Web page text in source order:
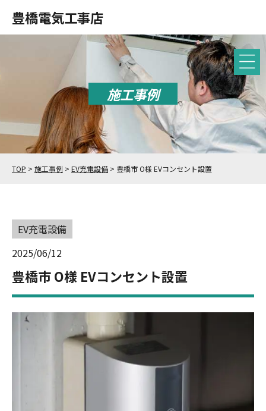
豊橋電気工事店
施工事例
TOP > 施工事例 > EV充電設備 > 豊橋市 O様 EVコンセント設置
EV充電設備
2025/06/12
豊橋市 O様 EVコンセント設置